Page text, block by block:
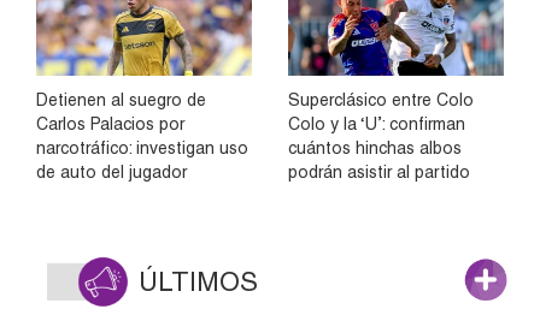
Detienen al suegro de
Carlos Palacios por
narcotráfico: investigan uso
de auto del jugador
Superclásico entre Colo
Colo y la ‘U’: confirman
cuántos hinchas albos
podrán asistir al partido
ÚLTIMOS